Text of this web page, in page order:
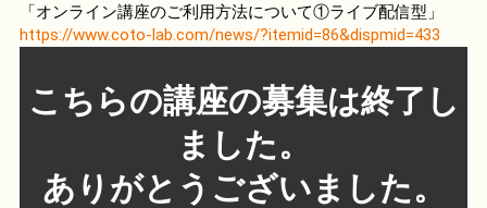
「オンライン講座のご利用方法について①ライブ配信型」
https://www.coto-lab.com/news/?itemid=86&dispmid=433
こちらの講座の募集は終了し
ました。
ありがとうございました。